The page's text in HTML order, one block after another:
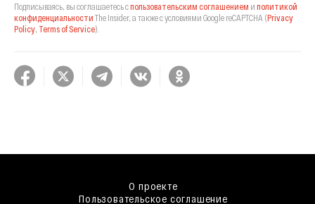
Подписываясь, вы соглашаетесь спользовательским соглашением и политикой
конфиденциальности The Insider, а также с условиями Google reCAPTCHA (Privacy
Policy Terms of Service).
О проекте
Пользовательское соглашение